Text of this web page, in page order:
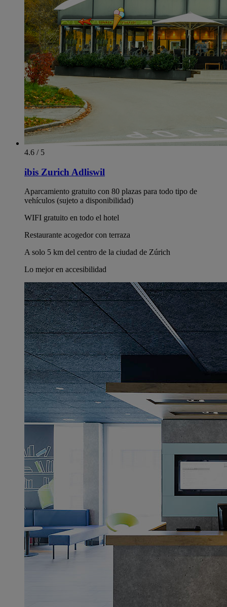
4.6 / 5
ibis Zurich Adliswil
Aparcamiento gratuito con 80 plazas para todo tipo de
vehículos (sujeto a disponibilidad)
WIFI gratuito en todo el hotel
Restaurante acogedor con terraza
A solo 5 km del centro de la ciudad de Zúrich
Lo mejor en accesibilidad